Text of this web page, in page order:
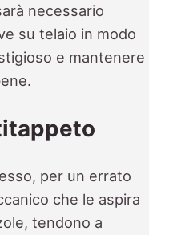
necessario
su telaio in modo
e mantenere
per un errato
che le aspira
tendono a